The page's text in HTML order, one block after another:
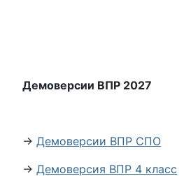
Демоверсии ВПР 2027
→ Демоверсии ВПР СПО
→ Демоверсия ВПР 4 класс